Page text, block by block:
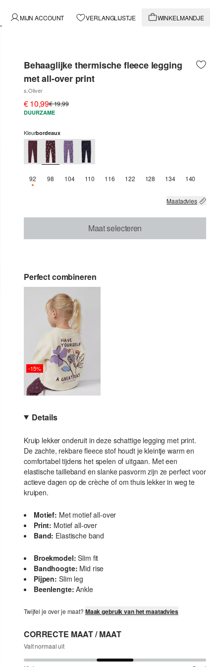
MIJN ACCOUNT VERLANGLIJSTJE WINKELMANDJE
Behaaglijke thermische fleece legging
met all-over print
s.Oliver
€ 10,99€ 19,99
DUURZAME
Kleurbordeaux
92NOG 3 BESCHIKBAAR
98 104 110 116 122 128 134 140
Maatadvies
Maat selecteren
Perfect combineren
-15%
Details
Kruip lekker onderuit in deze schattige legging met print.
De zachte, rekbare fleece stof houdt je kleintje warm en
comfortabel tijdens het spelen of uitgaan. Met een
elastische tailleband en slanke pasvorm zijn ze perfect voor
actieve dagen op de crèche of om thuis lekker in weg te
kruipen.
Motief: Met motief all-over
Print: Motief all-over
Band: Elastische band
Broekmodel: Slim fit
Bandhoogte: Mid rise
Pijpen: Slim leg
Beenlengte: Ankle
Twijfel je over je maat? Maak gebruik van het maatadvies
CORRECTE MAAT / MAAT
Valt normaal uit